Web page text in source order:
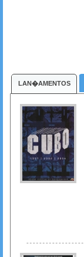
LAN�AMENTOS